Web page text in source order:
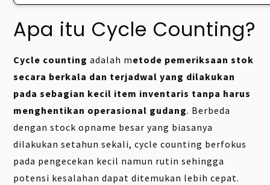
Apa itu Cycle Counting?
Cycle counting adalah metode pemeriksaan stok
secara berkala dan terjadwal yang dilakukan
pada sebagian kecil item inventaris tanpa harus
menghentikan operasional gudang. Berbeda
dengan stock opname besar yang biasanya
dilakukan setahun sekali, cycle counting berfokus
pada pengecekan kecil namun rutin sehingga
potensi kesalahan dapat ditemukan lebih cepat.